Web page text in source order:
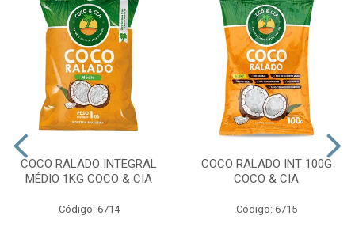
COCO RALADO INTEGRAL
MÉDIO 1KG COCO & CIA
Código: 6714
COCO RALADO INT 100G
COCO & CIA
Código: 6715